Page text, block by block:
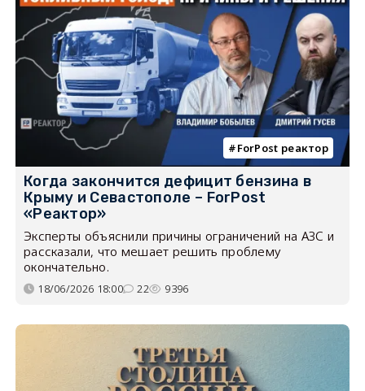
ForPost реактор
Когда закончится дефицит бензина в
Крыму и Севастополе – ForPost
«Реактор»
Эксперты объяснили причины ограничений на АЗС и
рассказали, что мешает решить проблему
окончательно.
18/06/2026 18:00 22 9396